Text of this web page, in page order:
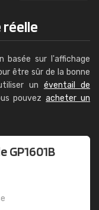
réelle
basée sur l'affichage
être sûr de la bonne
un éventail de
pouvezacheter un
GP1601B